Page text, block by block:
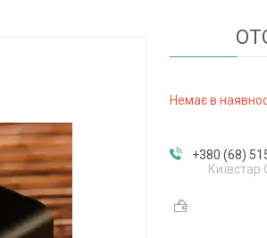
Немає в
+380 (68)
Київстар